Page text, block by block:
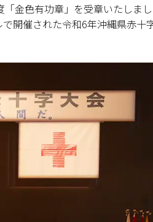
金色有功章」を受章いたしま
開催された令和6年沖縄県赤十